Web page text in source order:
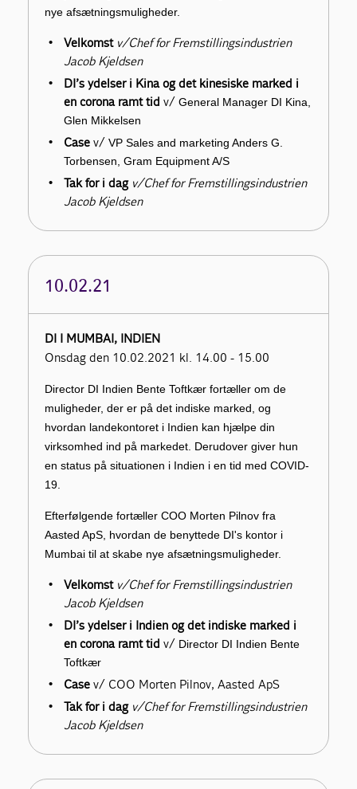
nye afsætningsmuligheder.
Velkomst v/Chef for Fremstillingsindustrien
Jacob Kjeldsen
DI’s ydelser i Kina og det kinesiske marked i
en corona ramt tidv/General Manager DI Kina,
Glen Mikkelsen
Casev/VP Sales and marketing Anders G.
Torbensen, Gram Equipment A/S
Tak for i dag v/Chef for Fremstillingsindustrien
Jacob Kjeldsen
10.02.21
DI I MUMBAI, INDIEN
Onsdag den 10.02.2021 kl. 14.00 - 15.00
Director DI Indien Bente Toftkær fortæller om de
muligheder, der er på det indiske marked, og
hvordan landekontoret i Indien kan hjælpe din
virksomhed ind på markedet. Derudover giver hun
en status på situationen i Indien i en tid med COVID-
19.
Efterfølgende fortæller COO Morten Pilnov fra
Aasted ApS, hvordan de benyttede DI's kontor i
Mumbai til at skabe nye afsætningsmuligheder.
Velkomst v/Chef for Fremstillingsindustrien
Jacob Kjeldsen
DI’s ydelser i Indien og det indiske marked i
en corona ramt tidv/ Director DI Indien Bente
Toftkær
Casev/ COO Morten Pilnov, Aasted ApS
Tak for i dag v/Chef for Fremstillingsindustrien
Jacob Kjeldsen